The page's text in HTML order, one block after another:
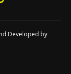
Developed by